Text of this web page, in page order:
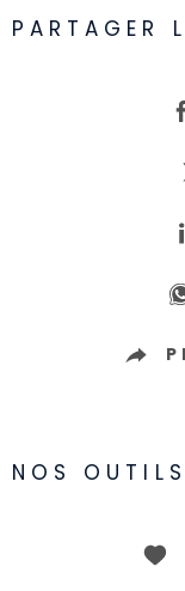
PARTAGER
NOS OUTILS